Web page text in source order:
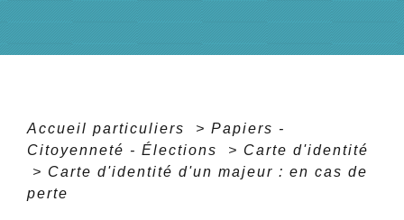
Accueil particuliers > Papiers -
Citoyenneté - Élections
> Carte d'identité
> Carte d'identité d'un majeur : en cas de
perte